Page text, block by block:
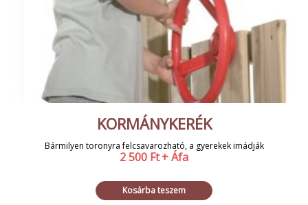
KORMÁNYKERÉK
Bármilyen toronyra felcsavarozható, a gyerekek imádják
2 500 Ft+ Áfa
Kosárba teszem